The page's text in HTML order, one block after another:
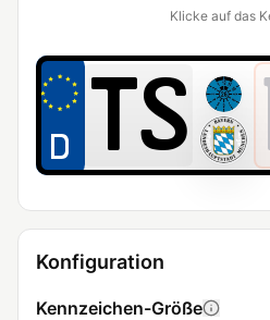
Konfiguration
Kennzeichen-Größe
Klicke auf das